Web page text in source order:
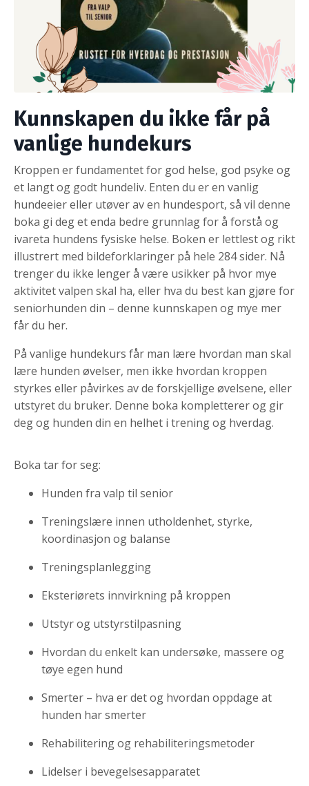
Kunnskapen du ikke får på
vanlige hundekurs
Kroppen er fundamentet for god helse, god psyke og
et langt og godt hundeliv. Enten du er en vanlig
hundeeier eller utøver av en hundesport, så vil denne
boka gi deg et enda bedre grunnlag for å forstå og
ivareta hundens fysiske helse. Boken er lettlest og rikt
illustrert med bildeforklaringer på hele 284 sider. Nå
trenger du ikke lenger å være usikker på hvor mye
aktivitet valpen skal ha, eller hva du best kan gjøre for
seniorhunden din – denne kunnskapen og mye mer
får du her.
På vanlige hundekurs får man lære hvordan man skal
lære hunden øvelser, men ikke hvordan kroppen
styrkes eller påvirkes av de forskjellige øvelsene, eller
utstyret du bruker. Denne boka kompletterer og gir
deg og hunden din en helhet i trening og hverdag.
Boka tar for seg:
Hunden fra valp til senior
Treningslære innen utholdenhet, styrke,
koordinasjon og balanse
Treningsplanlegging
Eksteriørets innvirkning på kroppen
Utstyr og utstyrstilpasning
Hvordan du enkelt kan undersøke, massere og
tøye egen hund
Smerter – hva er det og hvordan oppdage at
hunden har smerter
Rehabilitering og rehabiliteringsmetoder
Lidelser i bevegelsesapparatet